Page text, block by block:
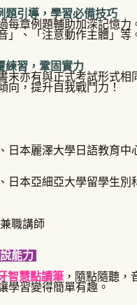
題引導，學習必備技巧
每章例題輔助加深記憶
」、「注意動作主體」等
練習，鞏固實力
末亦有與正式考試形式相
向，提升自我戰鬥力！
日本麗澤大學日語教育中
日本亞細亞大學留學生
職講師
能力
智慧點讀筆 ，隨點隨聽
學習變得簡單有趣。